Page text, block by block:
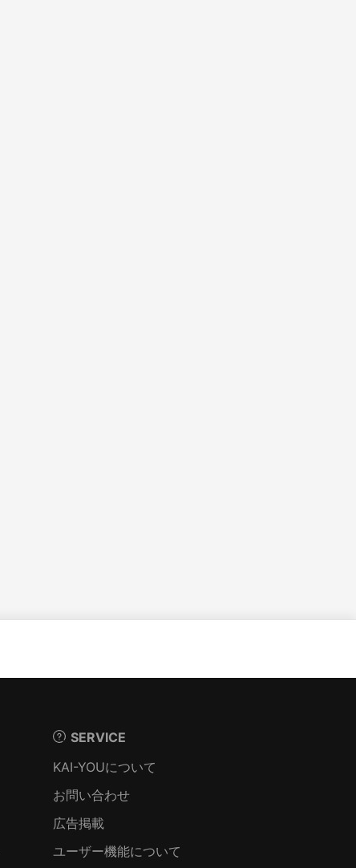
SERVICE
KAI-YOUについて
お問い合わせ
広告掲載
ユーザー機能について